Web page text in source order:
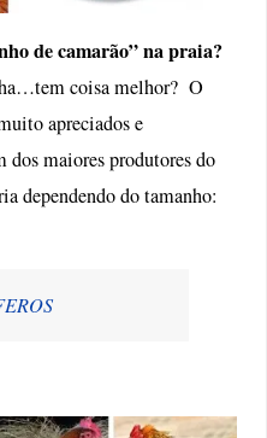
de camarão” na praia?
coisa melhor? O
apreciados e
dos maiores produtores do
dependendo do tamanho: